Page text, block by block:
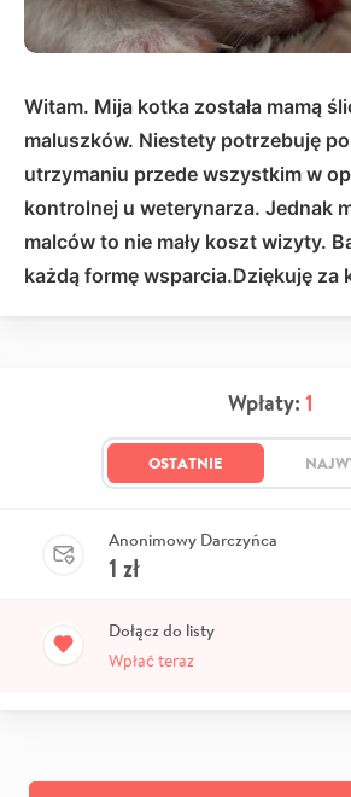
Witam. Mija kotka została mamą
maluszków. Niestety potrzebuję
utrzymaniu przede wszystkim w
kontrolnej u weterynarza. Jednak
malców to nie mały koszt wizyty.
każdą formę wsparcia.Dziękuję za
Wpłaty: 1
OSTATNIE
Anonimowy Darczyńca
1 zł
Dołącz do listy
Wpłać teraz